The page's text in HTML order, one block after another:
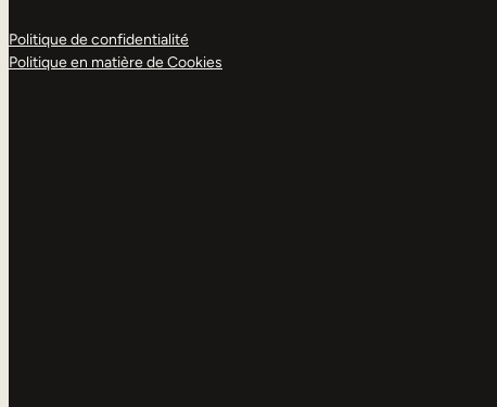
Politique de confidentialité
Politique en matière de Cookies